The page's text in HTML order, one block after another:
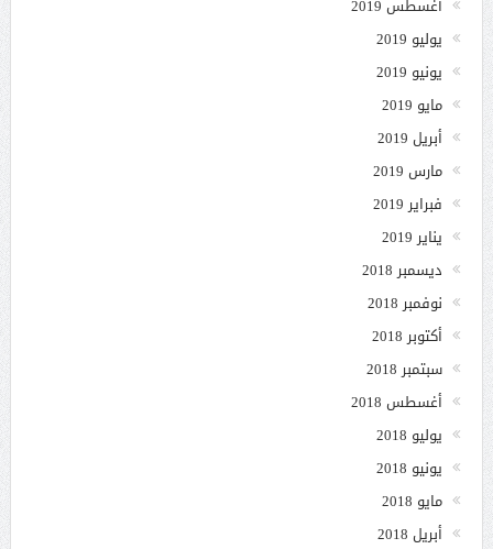
أغسطس 2019
يوليو 2019
يونيو 2019
مايو 2019
أبريل 2019
مارس 2019
فبراير 2019
يناير 2019
ديسمبر 2018
نوفمبر 2018
أكتوبر 2018
سبتمبر 2018
أغسطس 2018
يوليو 2018
يونيو 2018
مايو 2018
أبريل 2018